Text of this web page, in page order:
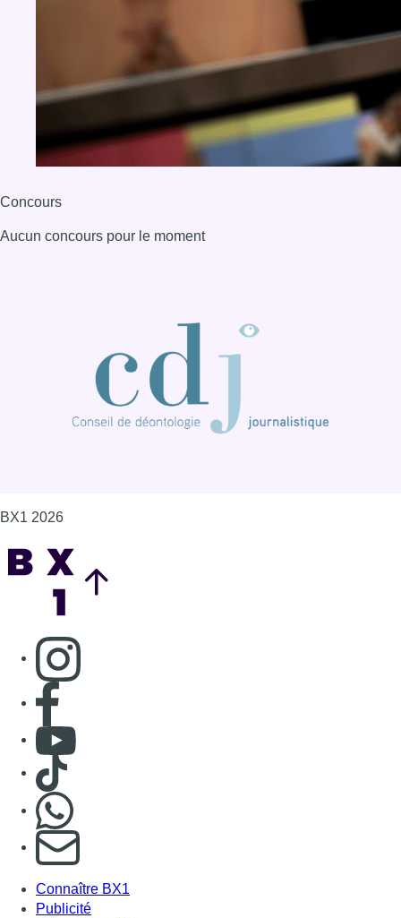
Concours
Aucun concours pour le moment
BX1 2026
Consulter page Instagram
Consulter page Facebook
Consulter Youtube
Consulter TikTok
S'abonner à notre newsletter
Connaître BX1
Publicité